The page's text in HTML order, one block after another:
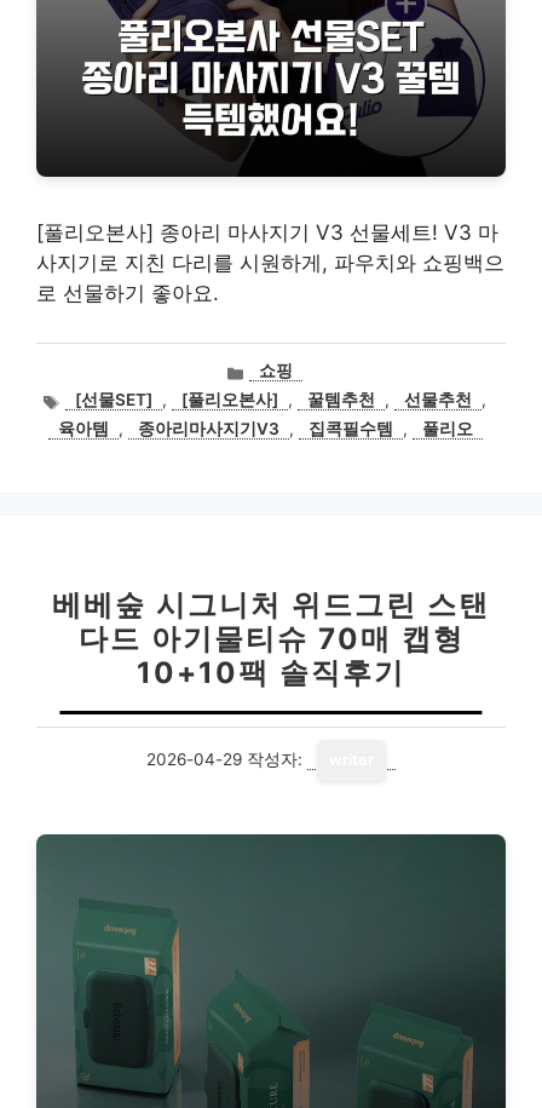
[풀리오본사] 종아리 마사지기 V3 선물세트! V3 마
사지기로 지친 다리를 시원하게, 파우치와 쇼핑백으
로 선물하기 좋아요.
카
테
고
리
쇼핑
태
그
[선물SET] , [풀리오본사] , 꿀템추천 , 선물추천
,
육아템
, 종아리마사지기V3 , 집콕필수템 , 풀리오
베베숲 시그니처 위드그린 스탠
다드 아기물티슈 70매 캡형
10+10팩 솔직후기
2026-04-29 작성자: